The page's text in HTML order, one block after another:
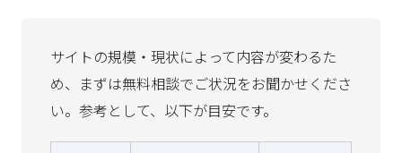
サイトの規模・現状によって内容が変わるた
め、まずは無料相談でご状況をお聞かせくださ
い。参考として、以下が目安です。